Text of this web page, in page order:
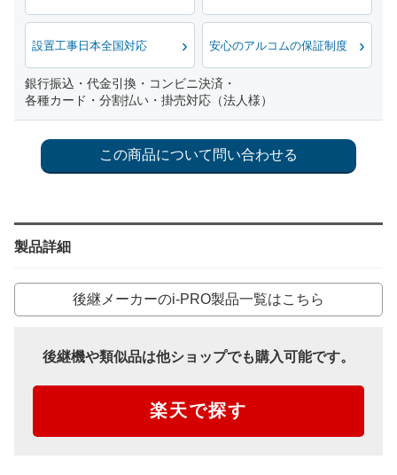
設置工事日本全国対応 安心のアルコムの保証制度
銀行振込・代金引換・コンビニ決済・
各種カード・分割払い・掛売対応（法人様）
製品詳細
後継メーカーのi-PRO製品一覧はこちら
後継機や類似品は他ショップでも購入可能です。
楽天で探す